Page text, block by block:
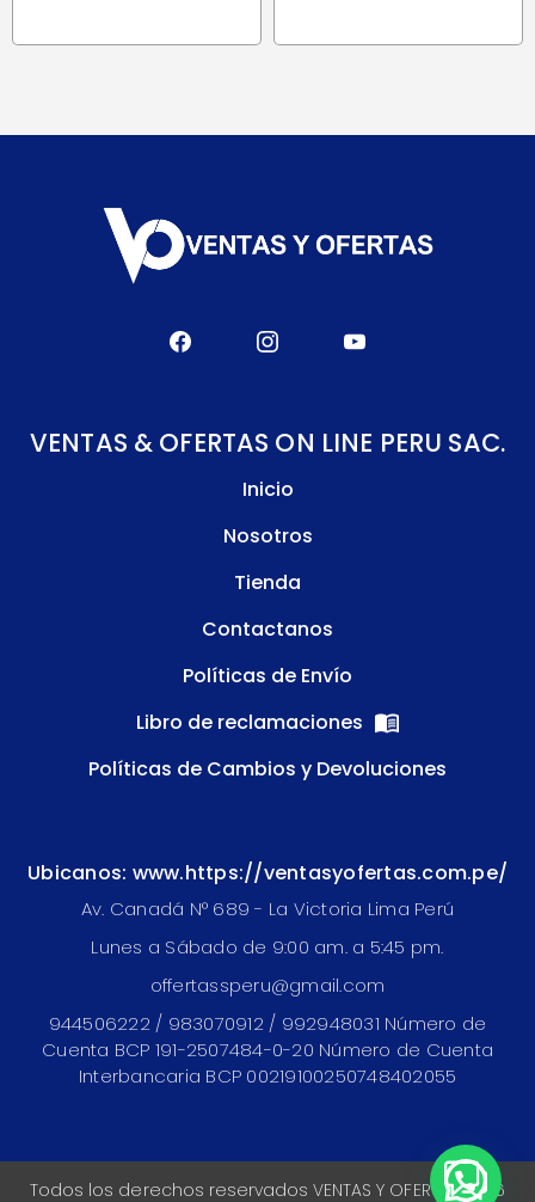
VENTAS & OFERTAS ON LINE PERU SAC.
Inicio
Nosotros
Tienda
Contactanos
Políticas de Envío
Libro de reclamaciones
Políticas de Cambios y Devoluciones
Ubicanos: www.https://ventasyofertas.com.pe/
Av. Canadá N° 689 - La Victoria Lima Perú
Lunes a Sábado de 9:00 am. a 5:45 pm.
offertassperu@gmail.com
944506222 / 983070912 / 992948031 Número de
Cuenta BCP 191-2507484-0-20 Número de Cuenta
Interbancaria BCP 00219100250748402055
Todos los derechos reservados VENTAS Y OFERTAS 2026